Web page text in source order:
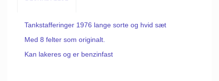
Tankstafferinger 1976 lange sorte og hvid sæt
Med 8 felter som originalt.
Kan lakeres og er benzinfast